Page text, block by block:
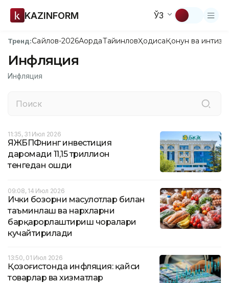
KAZINFORM ЎЗ
Тренд:Сайлов-2026АқордаТайинловҲодисаҚонун ва
Инфляция
Инфляция
11:35, 31 Июл 2026
ЯЖБПФнинг инвестиция
даромади 11,15 триллион
тенгедан ошди
09:08, 14 Июл 2026
Ички бозорни маҳсулотлар билан
таъминлаш ва нархларни
барқарорлаштириш чоралари
кучайтирилади
13:50, 01 Июл 2026
Қозоғистонда инфляция: қайси
товарлар ва хизматлар